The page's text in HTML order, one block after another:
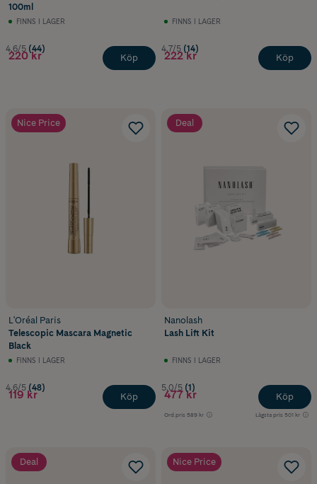
100ml
FINNS I LAGER
4.6/5 (44)
220 kr Köp
FINNS I LAGER
4.7/5 (14)
222 kr Köp
Nice Price
L'Oréal Paris
Telescopic Mascara Magnetic
Black
FINNS I LAGER
4.6/5 (48)
119 kr Köp
Deal
Nanolash
Lash Lift Kit
FINNS I LAGER
5.0/5 (1)
477 kr
Ord.pris 589 kr Lägsta pris 501 kr
Köp
Deal Nice Price